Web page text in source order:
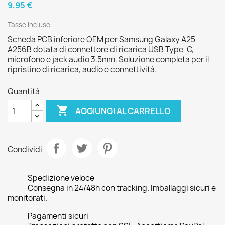
9,95 €
Tasse incluse
Scheda PCB inferiore OEM per Samsung Galaxy A25
A256B dotata di connettore di ricarica USB Type-C,
microfono e jack audio 3.5mm. Soluzione completa per il
ripristino di ricarica, audio e connettività.
Quantità
 AGGIUNGI AL CARRELLO
Condividi
Spedizione veloce
Consegna in 24/48h con tracking. Imballaggi sicuri e
monitorati.
Pagamenti sicuri